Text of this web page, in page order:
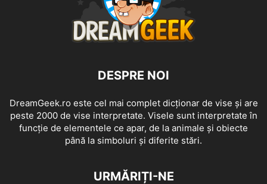
DESPRE NOI
DreamGeek.ro este cel mai complet dicționar de vise și are
peste 2000 de vise interpretate. Visele sunt interpretate în
funcție de elementele ce apar, de la animale și obiecte
până la simboluri și diferite stări.
URMĂRIȚI-NE